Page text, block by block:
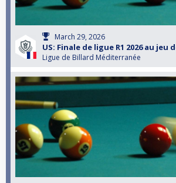
March 29, 2026
US: Finale de ligue R1 2026 au jeu
Ligue de Billard Méditerranée